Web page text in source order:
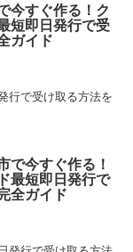
今すぐ作る！ク
短即日発行で受
ガイド
行で受け取る方法を
で今すぐ作る！
最短即日発行で
全ガイド